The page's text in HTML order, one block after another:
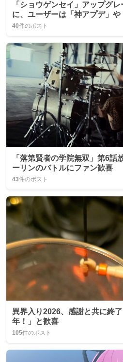
「ショウゲンセイ」アップグ
に、ユーザーは「神アプデ」
40件のポスト
「落第賢者の学院無双」第6話
ーリンのバトルにファン歓喜
43件のポスト
異界入り2026、感謝と共に終
年！」と歓喜
105件のポスト